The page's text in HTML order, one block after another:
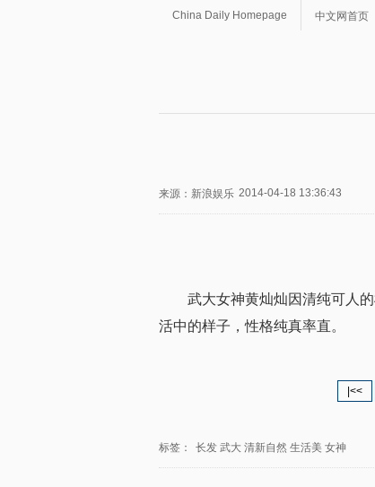
China Daily Homepage 中文网首页
来源：新浪娱乐 2014-04-18 13:36:43
武大女神黄灿灿因清纯可人
活中的样子，性格纯真率直。
|<<
标签： 长发 武大 清新自然 生活美 女神